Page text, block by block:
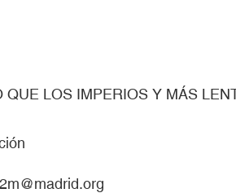
QUE LOS IMPERIOS Y MÁS